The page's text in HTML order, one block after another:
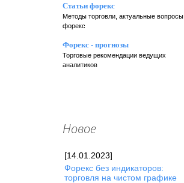
Статьи форекс
Методы торговли, актуальные вопросы
форекс
Форекс - прогнозы
Торговые рекомендации ведущих
аналитиков
Новое
[14.01.2023]
Форекc без индикаторов:
торговля на чистом графике